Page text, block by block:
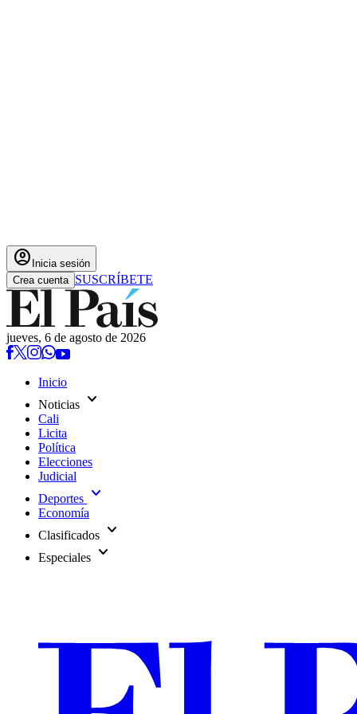
account_circle Inicia sesión
Crea cuenta SUSCRÍBETE
jueves, 6 de agosto de 2026
Inicio
Noticias expand_more
Cali
Licita
Política
Elecciones
Judicial
Deportes expand_more
Economía
Clasificados expand_more
Especiales expand_more